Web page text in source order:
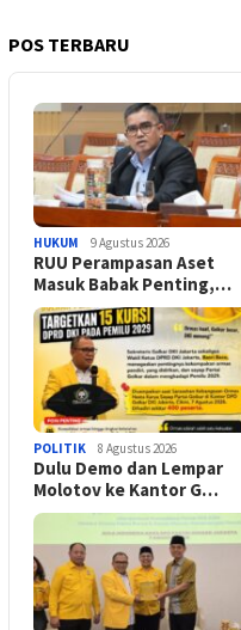
POS TERBARU
HUKUM 9 Agustus 2026
RUU Perampasan Aset
Masuk Babak Penting,…
POLITIK 8 Agustus 2026
Dulu Demo dan Lempar
Molotov ke Kantor G…